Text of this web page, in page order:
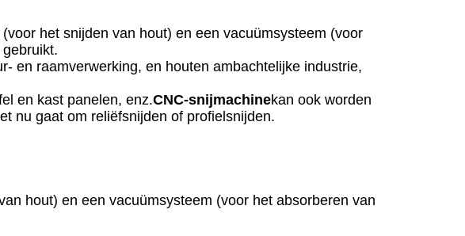
het snijden van hout) en een vacuümsysteem (voor
en raamverwerking, en houten ambachtelijke industrie,
en kast panelen, enz.CNC-snijmachinekan ook worden
nu gaat om reliëfsnijden of profielsnijden.
hout) en een vacuümsysteem (voor het absorberen van